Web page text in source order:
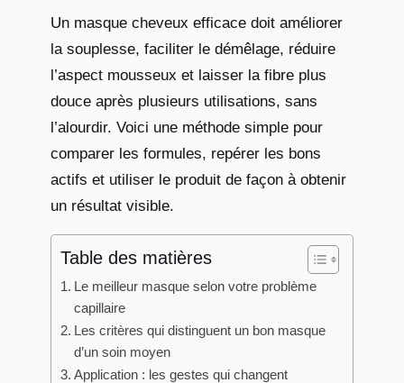
Un masque cheveux efficace doit améliorer
la souplesse, faciliter le démêlage, réduire
l’aspect mousseux et laisser la fibre plus
douce après plusieurs utilisations, sans
l’alourdir. Voici une méthode simple pour
comparer les formules, repérer les bons
actifs et utiliser le produit de façon à obtenir
un résultat visible.
Table des matières
Le meilleur masque selon votre problème
capillaire
Les critères qui distinguent un bon masque
d’un soin moyen
Application : les gestes qui changent